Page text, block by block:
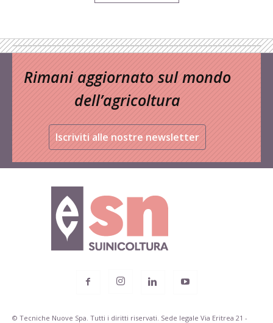
Rimani aggiornato sul mondo
dell’agricoltura
Iscriviti alle nostre newsletter
© Tecniche Nuove Spa. Tutti i diritti riservati. Sede legale Via Eritrea 21 -